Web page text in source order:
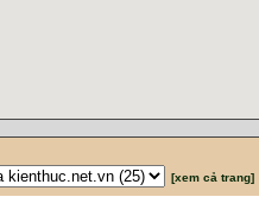
[xem cả trang]